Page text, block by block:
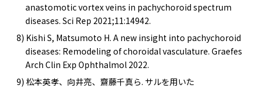
anastomotic vortex veins in pachychoroid spectrum
diseases. Sci Rep 2021;11:14942.
8) Kishi S, Matsumoto H. A new insight into pachychoroid
diseases: Remodeling of choroidal vasculature. Graefes
Arch Clin Exp Ophthalmol 2022.
9) 松本英孝、向井亮、齋藤千真ら. サルを用いた